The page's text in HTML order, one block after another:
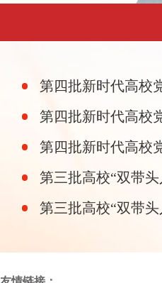
第四批新时代高校
第四批新时代高校
第四批新时代高校
第三批高校“双带
第三批高校“双带